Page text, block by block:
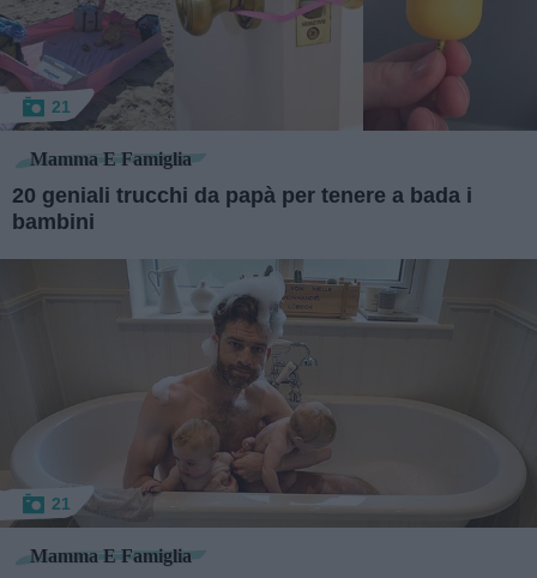
21
Mamma E Famiglia
20 geniali trucchi da papà per tenere a bada i
bambini
21
Mamma E Famiglia